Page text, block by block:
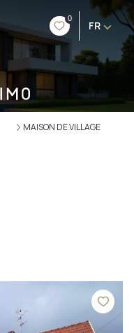
0
FR
MAISON DE VILLAGE